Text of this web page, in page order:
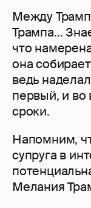
Между
Трампа…
что
она
ведь
первый, и во
сроки.
Напомним,
супруга в
Мелания